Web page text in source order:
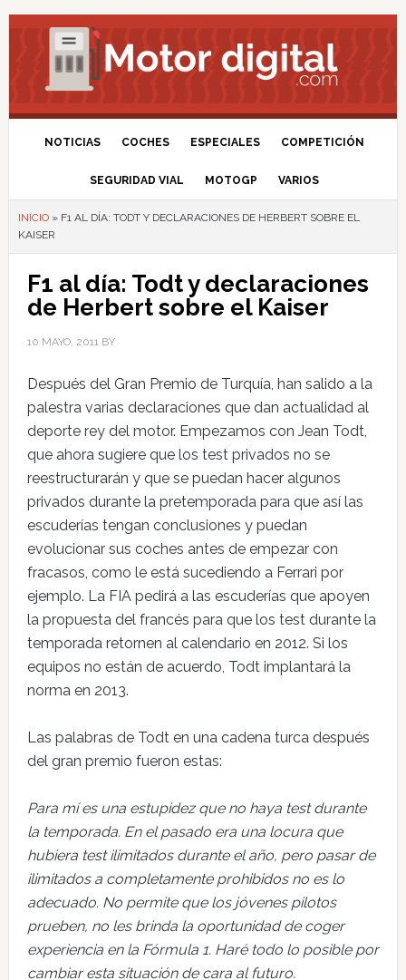
NOTICIAS COCHES ESPECIALES COMPETICIÓN
SEGURIDAD VIAL MOTOGP VARIOS
INICIO» F1 AL DÍA: TODT Y DECLARACIONES DE HERBERT SOBRE EL
KAISER
F1 al día: Todt y declaraciones
de Herbert sobre el Kaiser
10 MAYO, 2011BY
Después del Gran Premio de Turquía, han salido a la
palestra varias declaraciones que dan actualidad al
deporte rey del motor. Empezamos con Jean Todt,
que ahora sugiere que los test privados no se
reestructurarán y que se puedan hacer algunos
privados durante la pretemporada para que así las
escuderías tengan conclusiones y puedan
evolucionar sus coches antes de empezar con
fracasos, como le está sucediendo a Ferrari por
ejemplo. La FIA pedirá a las escuderías que apoyen
la propuesta del francés para que los test durante la
temporada retornen al calendario en 2012. Si los
equipos no están de acuerdo, Todt implantará la
norma en 2013.
Las palabras de Todt en una cadena turca después
del gran premio fueron estas:
Para mí es una estupidez que no haya test durante
la temporada. En el pasado era una locura que
hubiera test ilimitados durante el año, pero pasar de
ilimitados a completamente prohibidos no es lo
adecuado. No permite que los jóvenes pilotos
prueben, no les brinda la oportunidad de coger
experiencia en la Fórmula 1. Haré todo lo posible por
cambiar esta situación de cara al futuro.